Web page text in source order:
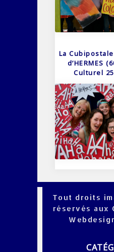
La
d’HERMES
Culturel
Tout droits
réservés aux